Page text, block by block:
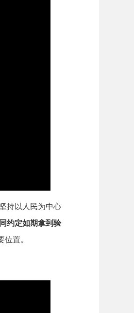
持以人民为中心
约定如期拿到验
置。